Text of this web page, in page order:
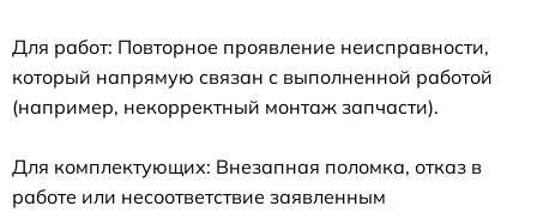
Для работ: Повторное проявление неисправности,
который напрямую связан с выполненной работой
(например, некорректный монтаж запчасти).
Для комплектующих: Внезапная поломка, отказ в
работе или несоответствие заявленным